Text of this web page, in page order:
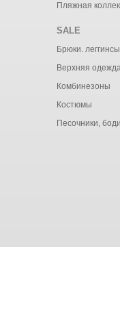
Пляжная
SALE
Брюки. леггинсы
Верхняя
Комбинезоны
Костюмы
Песочники,